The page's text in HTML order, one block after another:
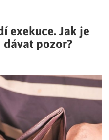
exekuce. Jak je
dávat pozor?